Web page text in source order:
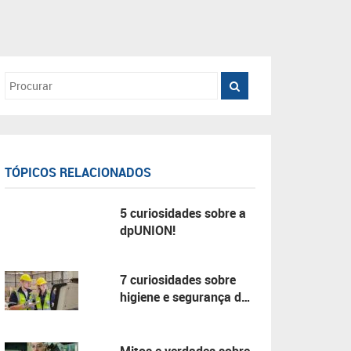
TÓPICOS RELACIONADOS
5 curiosidades sobre a
dpUNION!
7 curiosidades sobre
higiene e segurança do